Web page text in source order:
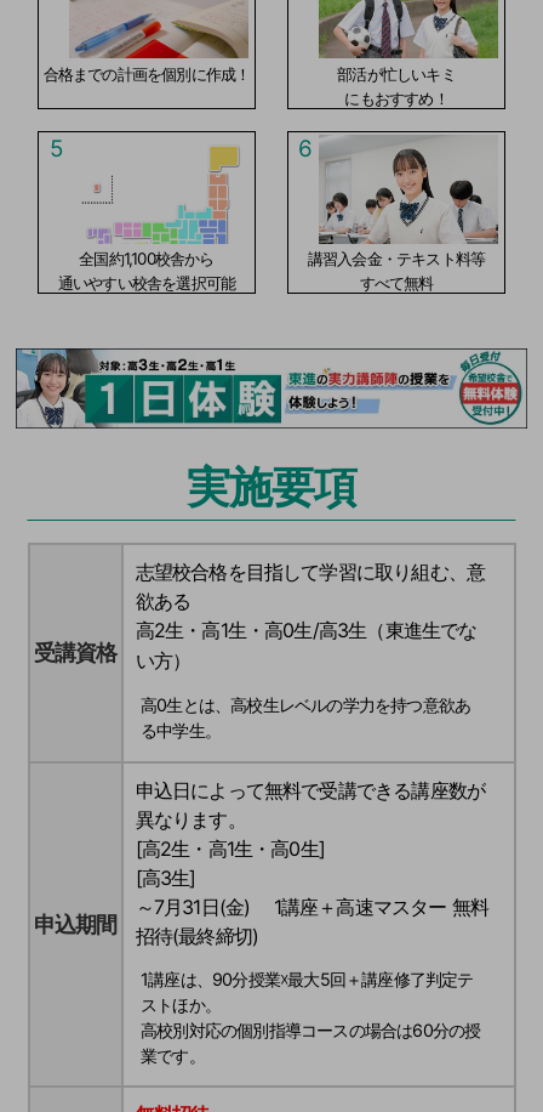
合格までの計画を個別に作成！
部活が忙しいキミ
にもおすすめ！
5
全国約1,100校舎から
通いやすい校舎を選択可能
6
講習入会金・テキスト料等
すべて無料
実施要項
受講資格
志望校合格を目指して学習に取り組む、意
欲ある
高2生・高1生・高0生/高3生（東進生でな
い方）
高0生とは、高校生レベルの学力を持つ意欲あ
る中学生。
申込期間
申込日によって無料で受講できる講座数が
異なります。
[高2生・高1生・高0生]
[高3生]
～7月31日(金) 1講座＋高速マスター 無料
招待(最終締切)
1講座は、90分授業☓最大5回＋講座修了判定テ
ストほか。
高校別対応の個別指導コースの場合は60分の授
業です。